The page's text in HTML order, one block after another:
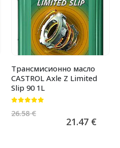
Трансмисионно масло
CASTROL Axle Z Limited
Slip 90 1L
26.58€
21.47 €